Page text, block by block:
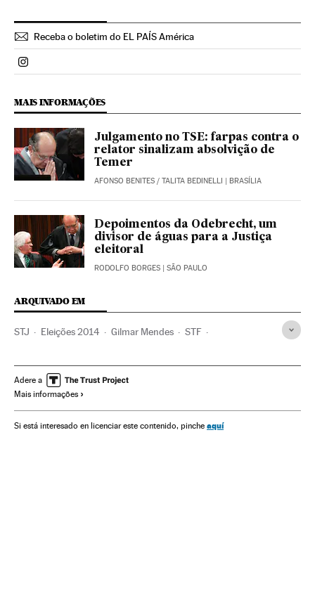
Receba o boletim do EL PAÍS América
Politica El País Brasil en Instagram
MAIS INFORMAÇÕES
Julgamento no TSE: farpas contra o
relator sinalizam absolvição de
Temer
AFONSO BENITES / TALITA BEDINELLI | BRASÍLIA
Depoimentos da Odebrecht, um
divisor de águas para a Justiça
eleitoral
RODOLFO BORGES | SÃO PAULO
ARQUIVADO EM
STJ Eleições 2014 Gilmar Mendes STF
Rosa Weber Crises políticas
Justiça Eleitoral
Michel Temer Justiça Federal Presidente Brasil
Adere a
Mais informações
Si está interesado en licenciar este contenido, pinche aquí